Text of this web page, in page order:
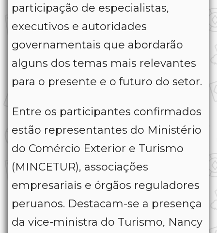
participação de especialistas,
executivos e autoridades
governamentais que abordarão
alguns dos temas mais relevantes
para o presente e o futuro do setor.
Entre os participantes confirmados
estão representantes do Ministério
do Comércio Exterior e Turismo
(MINCETUR), associações
empresariais e órgãos reguladores
peruanos. Destacam-se a presença
da vice-ministra do Turismo, Nancy